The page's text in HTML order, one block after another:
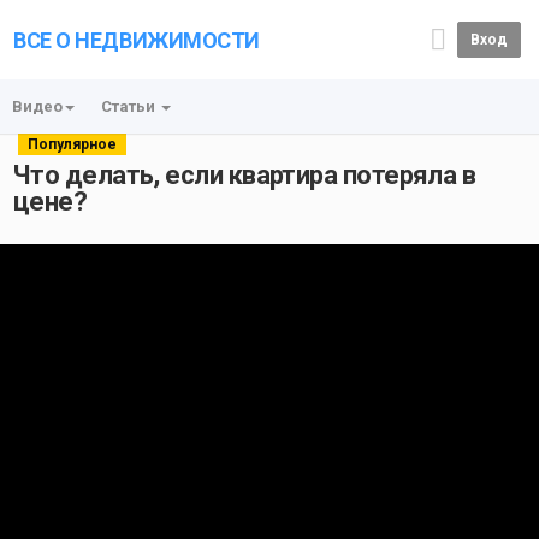
ВСЕ О НЕДВИЖИМОСТИ Вход
Видео Статьи
Популярное
Что делать, если квартира потеряла в
цене?